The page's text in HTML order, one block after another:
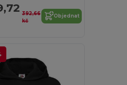
392,66
kč
Objednat